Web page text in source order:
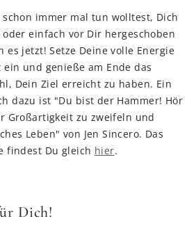
schon immer mal tun wolltest, Dich
einfach vor Dir hergeschoben
es jetzt! Setze Deine volle Energie
und genieße am Ende das
Dein Ziel erreicht zu haben. Ein
dazu ist "Du bist der Hammer! Hör
Großartigkeit zu zweifeln und
Leben" von Jen Sincero. Das
findest Du gleich hier.
Dich!